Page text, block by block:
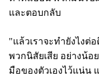
และตอบกลับ
"แล้วเราจะทำยังไงต่
พวกนิสัยเสีย อย่างน้อ
มือของตัวเองไว้แน่น